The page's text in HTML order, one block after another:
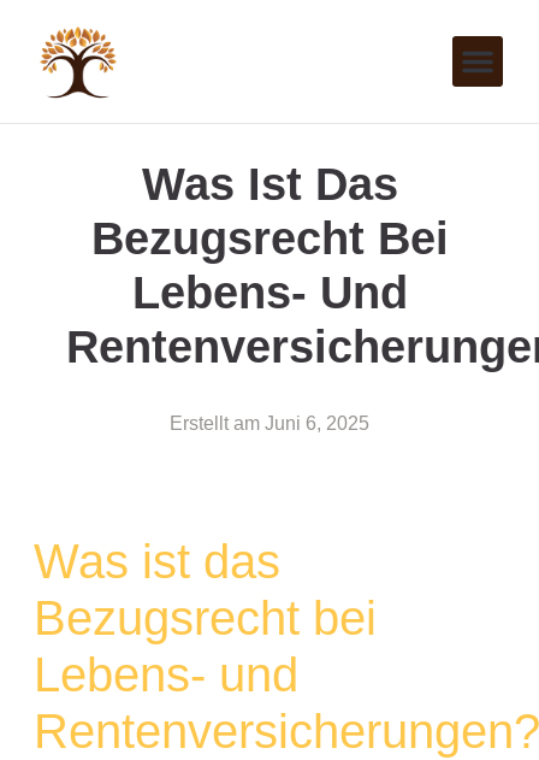
Was Ist Das
Bezugsrecht Bei
Lebens- Und
Erstellt am Juni 6, 2025
Was ist das
Bezugsrecht bei
Lebens- und
Rentenversicherungen?